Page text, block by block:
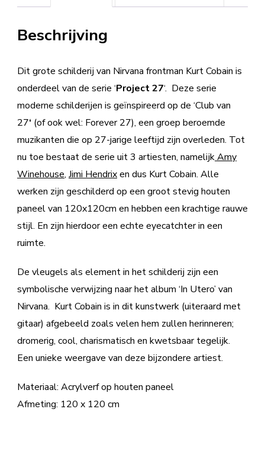
Beschrijving
Dit grote schilderij van Nirvana frontman Kurt Cobain is
onderdeel van de serie ‘Project 27‘. Deze serie
moderne schilderijen is geïnspireerd op de ‘Club van
27‘ (of ook wel: Forever 27), een groep beroemde
muzikanten die op 27-jarige leeftijd zijn overleden. Tot
nu toe bestaat de serie uit 3 artiesten, namelijkAmy
Winehouse, Jimi Hendrixen dus Kurt Cobain. Alle
werken zijn geschilderd op een groot stevig houten
paneel van 120x120cm en hebben een krachtige rauwe
stijl. En zijn hierdoor een echte eyecatchter in een
ruimte.
De vleugels als element in het schilderij zijn een
symbolische verwijzing naar het album ‘In Utero’ van
Nirvana. Kurt Cobain is in dit kunstwerk (uiteraard met
gitaar) afgebeeld zoals velen hem zullen herinneren;
dromerig, cool, charismatisch en kwetsbaar tegelijk.
Een unieke weergave van deze bijzondere artiest.
Materiaal: Acrylverf op houten paneel
Afmeting: 120 x 120 cm